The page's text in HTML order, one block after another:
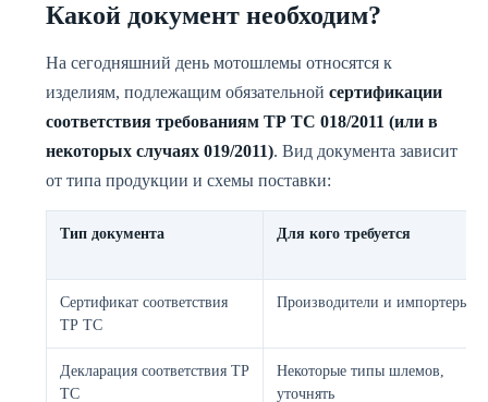
Какой документ необходим?
На сегодняшний день мотошлемы относятся к
изделиям, подлежащим обязательной сертификации
соответствия требованиям ТР ТС 018/2011 (или в
некоторых случаях 019/2011). Вид документа зависит
от типа продукции и схемы поставки:
Тип документа Для кого требуется
Сертификат соответствия
ТР ТС
Производители и импортеры
Декларация соответствия ТР
ТС
Некоторые типы шлемов,
уточнять